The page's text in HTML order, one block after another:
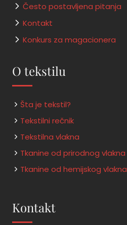
Često postavljena pitanja
Kontakt
Konkurs za magacionera
O tekstilu
Šta je tekstil?
Tekstilni rečnik
Tekstilna vlakna
Tkanine od prirodnog vlakna
Tkanine od hemijskog vlakna
Kontakt